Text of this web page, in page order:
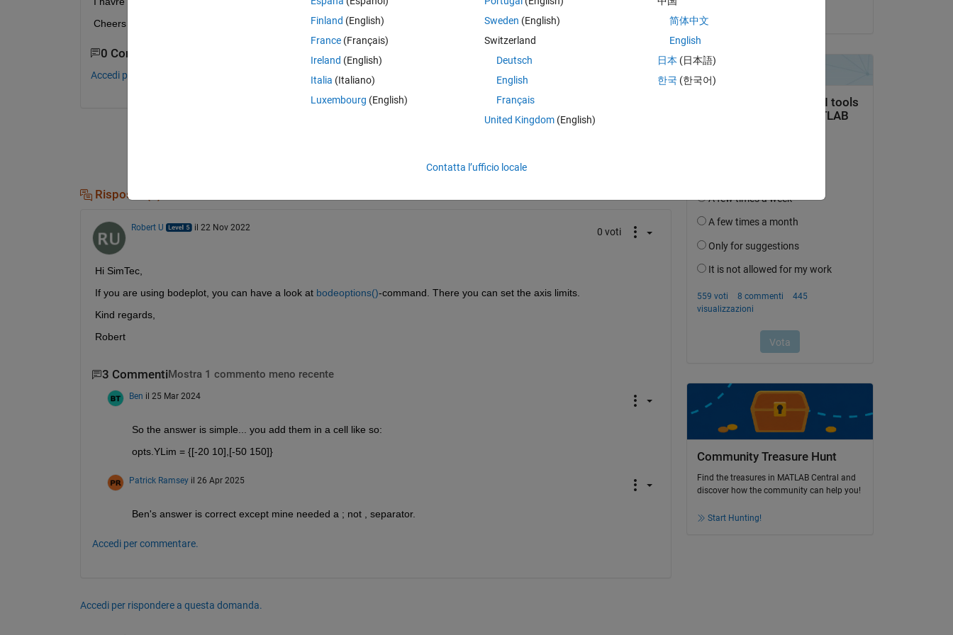
Cheers
0 Commenti
Accedi per commentare.
Risposte (1)
Robert U il 22 Nov 2022 0 voti
Hi SimTec,
If you are using bodeplot, you can have a look at bodeoptions()-command. There you can set the axis limits.
Kind regards,
Robert
3 Commenti Mostra 1 commento meno recente
Ben il 25 Mar 2024
So the answer is simple... you add them in a cell like so:
opts.YLim = {[-20 10],[-50 150]}
Patrick Ramsey il 26 Apr 2025
Ben's answer is correct except mine needed a ; not , separator.
Accedi per commentare.
Accedi per rispondere a questa domanda.
Community Treasure Hunt
Find the treasures in MATLAB Central and
discover how the community can help you!
Start Hunting!
Finland (English)
France (Français)
Ireland (English)
Italia (Italiano)
Luxembourg (English)
Sweden (English)
Switzerland
Deutsch
English
Français
United Kingdom(English)
简体中文
English
日本 (日本語)
한국 (한국어)
Contatta l’ufficio locale